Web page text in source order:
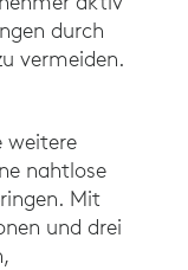
durch
vermeiden.
weitere
nahtlose
Mit
und drei